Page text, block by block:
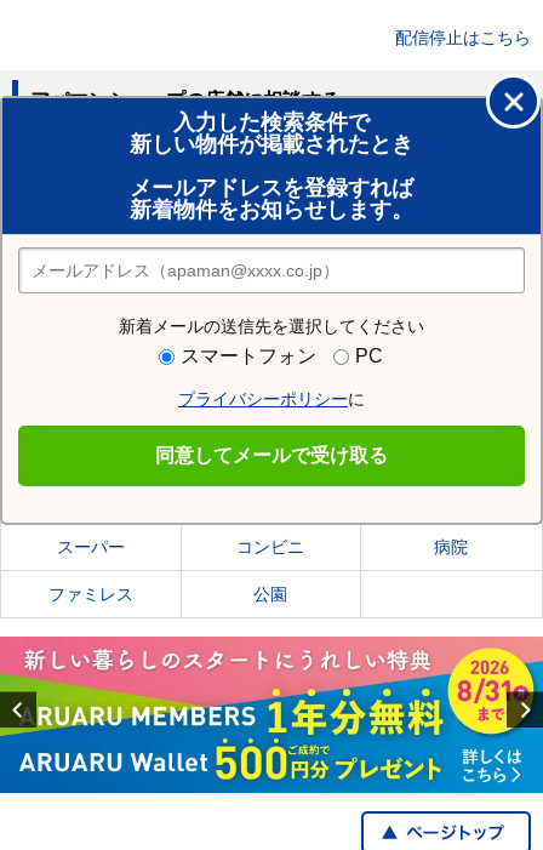
配信停止はこちら
入力した検索条件で
新しい物件が掲載されたとき
メールアドレスを登録すれば
新着物件をお知らせします。
新着メールの送信先を選択してください
スマートフォン PC
プライバシーポリシーに
同意してメールで受け取る
アパマンショップの店舗に相談する
賃貸のプロがお部屋探し！
おまかせ物件リクエスト
住みたい街の店舗を探す
店舗検索
住む街研究所で天童市の情報を見る
天童市の施設一覧
スーパー コンビニ 病院
ファミレス 公園
Previous